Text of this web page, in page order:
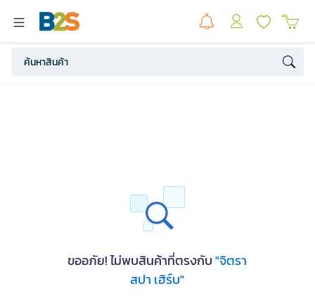
ขออภัย! ไม่พบสินค้าที่ตรงกับ"จิตรา
สปา เฮิร์บ"